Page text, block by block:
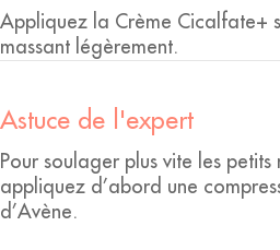
Appliquez la Crème Cicalfate+
massant légèrement.
Astuce de l'expert
Pour soulager plus vite les
appliquez d’abord une
d’Avène.